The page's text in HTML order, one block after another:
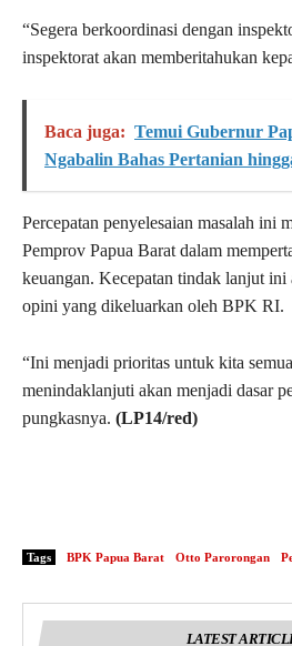
“Segera berkoordinasi dengan
inspektorat akan memberitahukan
Baca juga: Temui Gubernur
Ngabalin Bahas Pertanian
Percepatan penyelesaian masalah ini
Pemprov Papua Barat dalam
keuangan. Kecepatan tindak lanjut ini
opini yang dikeluarkan oleh BPK RI.
“Ini menjadi prioritas untuk kita
menindaklanjuti akan menjadi dasar
pungkasnya. (LP14/red)
Tags BPK Papua Barat Otto Parorongan
LATEST